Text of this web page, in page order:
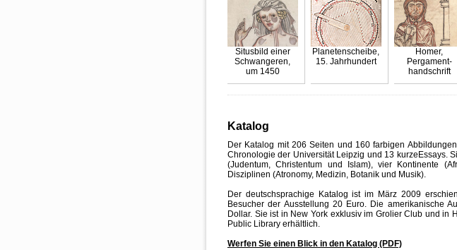
Situsbild einer
Schwangeren,
um 1450
Planetenscheibe,
15. Jahrhundert
Homer,
Pergament-
handschrift
Katalog
Der Katalog mit 206 Seiten und 160 farbigen
Chronologie der Universität Leipzig und 13 kurzeEssays.
(Judentum, Christentum und Islam), vier Kontinente
Disziplinen (Atronomy, Medizin, Botanik und Musik).
Der deutschsprachige Katalog ist im März 2009
Besucher der Ausstellung 20 Euro. Die amerikanische
Dollar. Sie ist in New York exklusiv im Grolier Club und in
Public Library erhältlich.
Werfen Sie einen Blick in den Katalog (PDF)